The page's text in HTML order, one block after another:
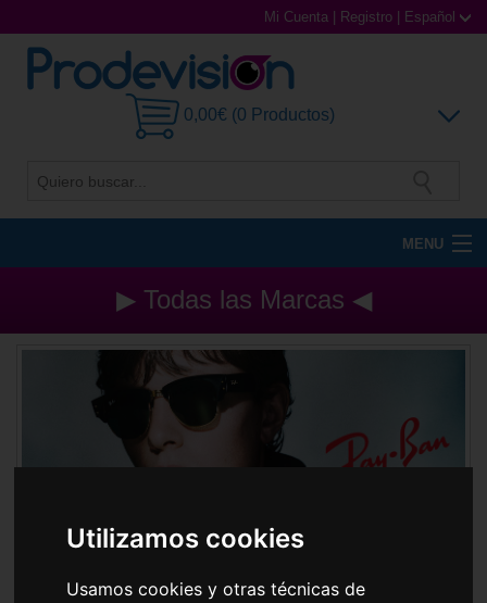
Utilizamos cookies
Usamos cookies y otras técnicas de
Mi Cuenta Registro Español
0,00€ (0 Productos)
MENU
Gafas de Sol
Gafas Graduadas
Gafas Deportivas
Lentillas
▶ Todas las Marcas ◀
Gafas de SolRay-Ban
Ordenar por